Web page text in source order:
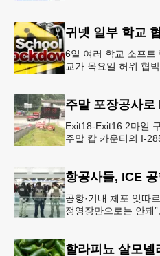
귀넷 일부 학교
6일 여러 학교 소프트
교가 목요일 허위 협
Exit18-Exit16 2마일
주말 캅 카운티의 I-
공항·기내 체포 잇따
정영장만으로는 안돼